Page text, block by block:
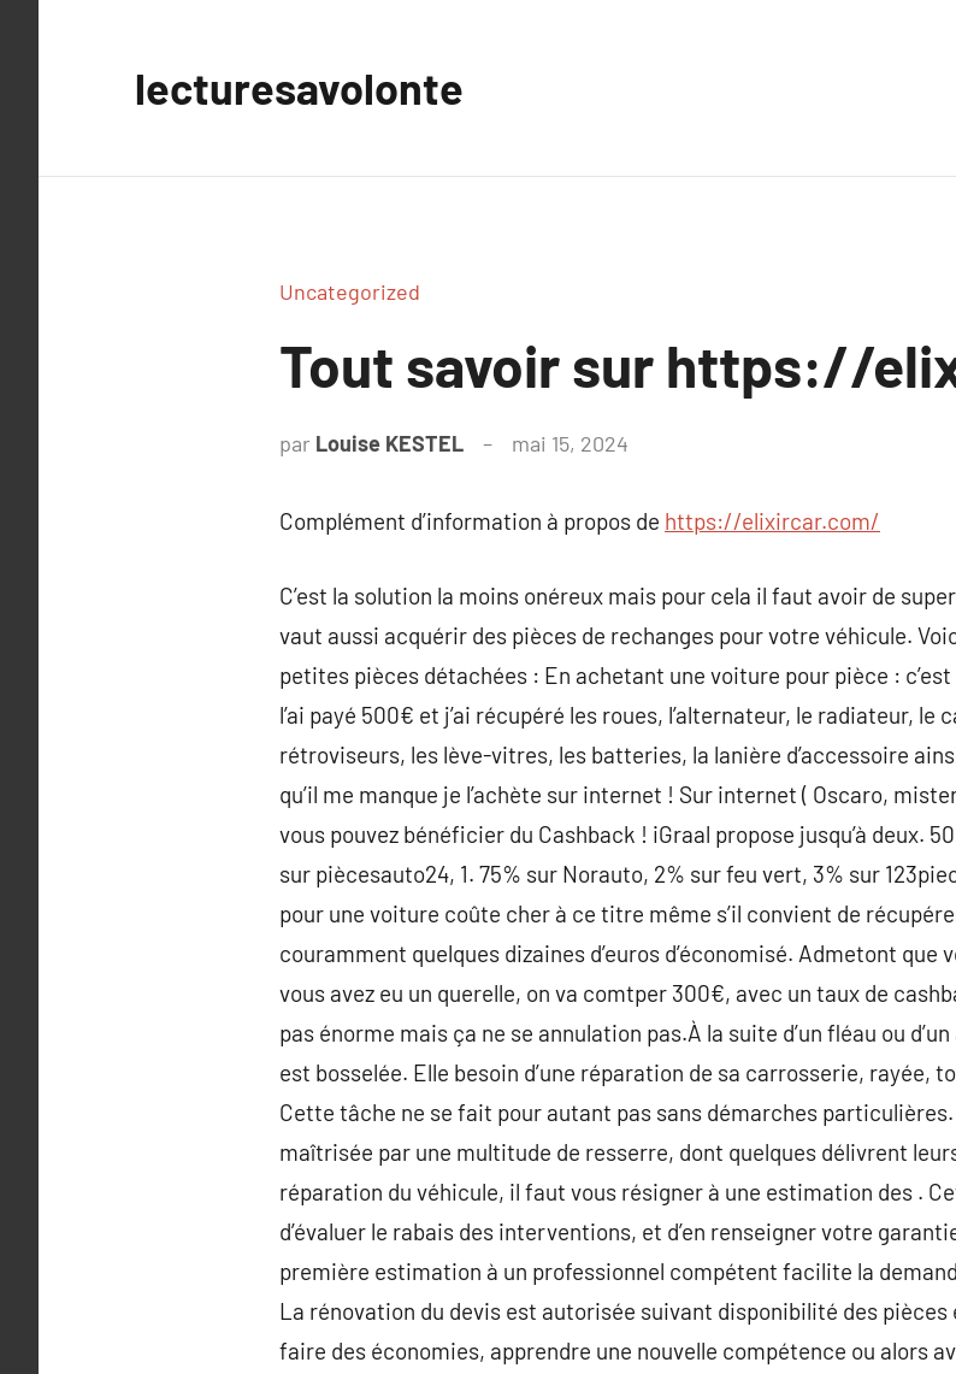
lecturesavolonte
Uncategorized
Tout savoir sur https://
par Louise KESTEL mai 15, 2024
Complément d’information à propos de https://elixircar.com/
C’est la solution la moins onéreux mais pour cela il faut avoir de
vaut aussi acquérir des pièces de rechanges pour votre véhicule.
petites pièces détachées : En achetant une voiture pour pièce :
l’ai payé 500€ et j’ai récupéré les roues, l’alternateur, le radiateur,
rétroviseurs, les lève-vitres, les batteries, la lanière d’accessoire
qu’il me manque je l’achète sur internet ! Sur internet ( Oscaro,
vous pouvez bénéficier du Cashback ! iGraal propose jusqu’à deux.
sur piècesauto24, 1. 75% sur Norauto, 2% sur feu vert, 3% sur
pour une voiture coûte cher à ce titre même s’il convient de
couramment quelques dizaines d’euros d’économisé. Admetont que
vous avez eu un querelle, on va comtper 300€, avec un taux de
pas énorme mais ça ne se annulation pas.À la suite d’un fléau ou
est bosselée. Elle besoin d’une réparation de sa carrosserie, rayée,
Cette tâche ne se fait pour autant pas sans démarches
maîtrisée par une multitude de resserre, dont quelques délivrent
réparation du véhicule, il faut vous résigner à une estimation des .
d’évaluer le rabais des interventions, et d’en renseigner votre
première estimation à un professionnel compétent facilite la
La rénovation du devis est autorisée suivant disponibilité des
faire des économies, apprendre une nouvelle compétence ou alors